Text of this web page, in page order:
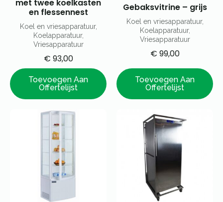
Koel en vriesapparatuur,
Koelapparatuur,
Vriesapparatuur
met twee koelkasten
en flessennest
€ 93,00
Toevoegen Aan
Offertelijst
Koel en vriesapparatuur,
Koelapparatuur,
Vriesapparatuur
Gebaksvitrine – grijs
€ 99,00
Toevoegen Aan
Offertelijst